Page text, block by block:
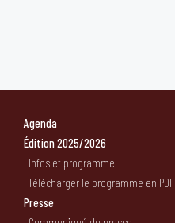
Agenda
Édition 2025/2026
Infos et programme
Télécharger le programme en PDF
Presse